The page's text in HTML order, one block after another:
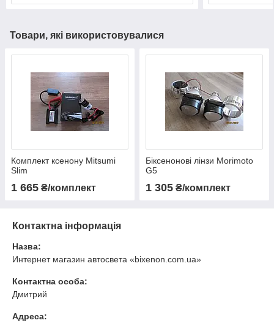
Товари, які використовувалися
Комплект ксенону Mitsumi
Slim
1 665 ₴/комплект
Біксенонові лінзи Morimoto
G5
1 305 ₴/комплект
Контактна інформація
Назва:
Интернет магазин автосвета «bixenon.com.ua»
Контактна особа:
Дмитрий
Адреса: